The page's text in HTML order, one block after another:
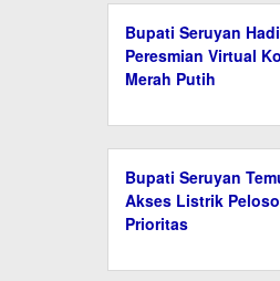
Bupati Seruyan
Peresmian Virtual
Merah Putih
Bupati Seruyan
Akses Listrik
Prioritas